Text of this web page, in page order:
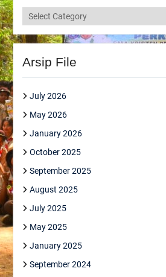
Kategori
Arsip File
July 2026
May 2026
January 2026
October 2025
September 2025
August 2025
July 2025
May 2025
January 2025
September 2024